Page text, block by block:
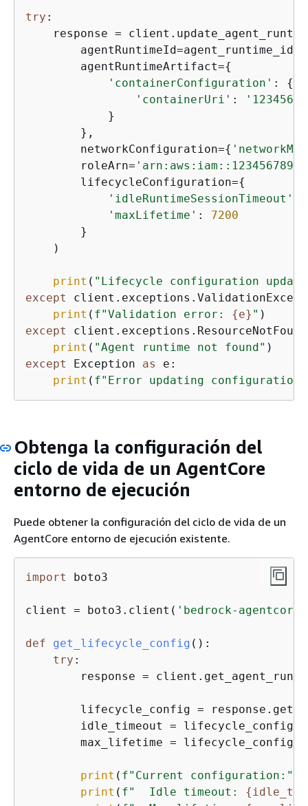
try :
response =
        agentRuntimeId=agent_runtime_id,
        agentRuntimeArtifact=
{
'containerConfiguration' : {
'containerUri' :
            }
        },
        networkConfiguration=
{
        roleArn=
        lifecycleConfiguration=
{
'idleRuntimeSessionTimeout'
'maxLifetime' : 7200
        }
    )
print ( "Lifecycle configuration
except
print ( f"Validation error: {e} "
except
print ( "Agent runtime not found"
except
Exception as
e:
print ( f"Error updating
Obtenga la configuración del
ciclo de vida de un AgentCore
entorno de ejecución
Puede obtener la configuración del ciclo de vida de un
AgentCore entorno de ejecución existente.
import boto3
client = boto3.client( 'bedrock-
def get_lifecycle_config ():
try :
response =
        lifecycle_config = response.get(
idle_timeout =
max_lifetime =
print ( f"Current configuration:"
print ( f"  Idle timeout: {